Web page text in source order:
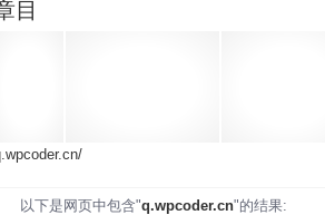
目
以下是网页中包含"q.wpcoder.cn"的结果: